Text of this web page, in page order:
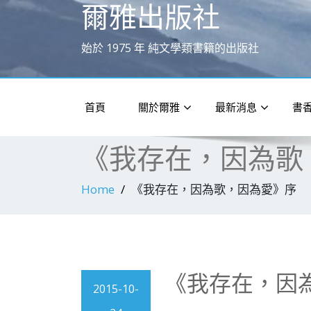
爾雅出版社
始於 1975 年 純文學類書籍的出版社
首頁 關於爾雅 最新消息 書
《我存在，因為
Home 《我存在，因為歌，因為愛》序
2015-10-
《我存在，